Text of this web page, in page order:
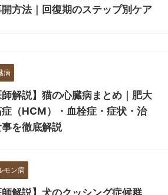
方法｜回復期のステップ別ケア
病
師解説】猫の心臓病まとめ｜肥大
（HCM）・血栓症・症状・治
を徹底解説
モン病
師解説】犬のクッシング症候群